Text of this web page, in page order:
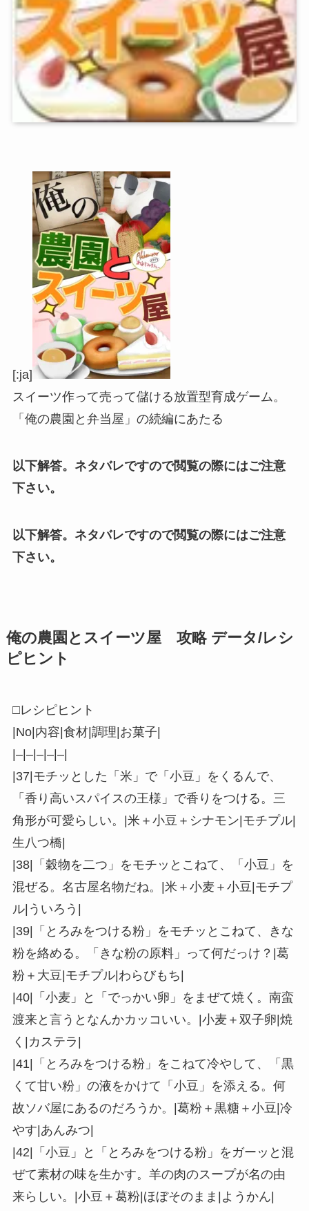
[:ja]
スイーツ作って売って儲ける放置型育成ゲーム。
「俺の農園と弁当屋」の続編にあたる
以下解答。ネタバレですので閲覧の際にはご注意
下さい。
以下解答。ネタバレですので閲覧の際にはご注意
下さい。
俺の農園とスイーツ屋 攻略 データ/レシ
ピヒント
□レシピヒント
|No|内容|食材|調理|お菓子|
|–|–|–|–|–|
|37|モチッとした「米」で「小豆」をくるんで、
「香り高いスパイスの王様」で香りをつける。三
角形が可愛らしい。|米＋小豆＋シナモン|モチプル|
生八つ橋|
|38|「穀物を二つ」をモチッとこねて、「小豆」を
混ぜる。名古屋名物だね。|米＋小麦＋小豆|モチプ
ル|ういろう|
|39|「とろみをつける粉」をモチッとこねて、きな
粉を絡める。「きな粉の原料」って何だっけ？|葛
粉＋大豆|モチプル|わらびもち|
|40|「小麦」と「でっかい卵」をまぜて焼く。南蛮
渡来と言うとなんかカッコいい。|小麦＋双子卵|焼
く|カステラ|
|41|「とろみをつける粉」をこねて冷やして、「黒
くて甘い粉」の液をかけて「小豆」を添える。何
故ソバ屋にあるのだろうか。|葛粉＋黒糖＋小豆|冷
やす|あんみつ|
|42|「小豆」と「とろみをつける粉」をガーッと混
ぜて素材の味を生かす。羊の肉のスープが名の由
来らしい。|小豆＋葛粉|ほぼそのまま|ようかん|